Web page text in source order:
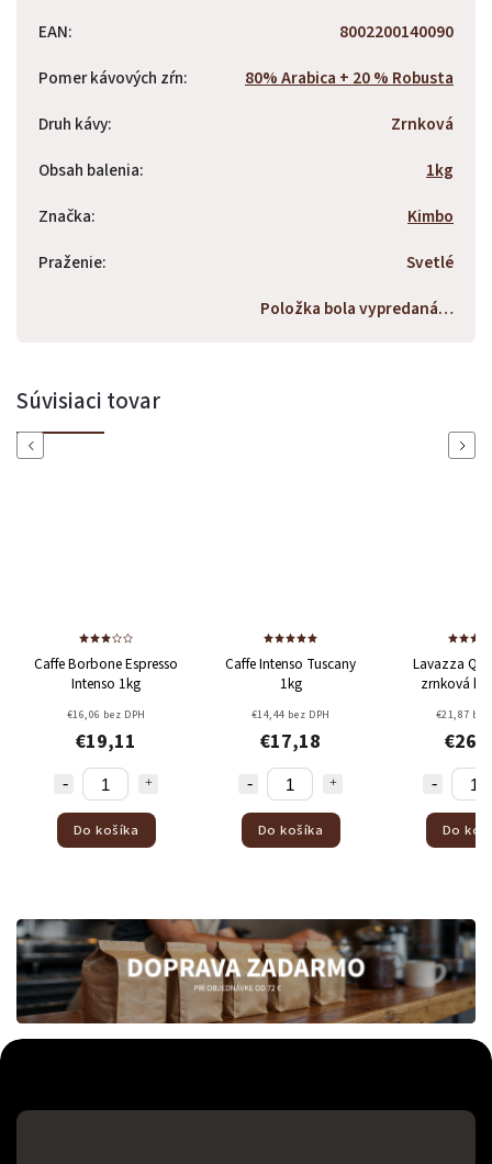
EAN:
8002200140090
Pomer kávových zŕn:
80% Arabica + 20 % Robusta
Druh kávy:
Zrnková
Obsah balenia:
1kg
Značka:
Kimbo
Praženie:
Svetlé
Položka bola vypredaná…
Súvisiaci tovar
Previous
Borbone Espresso
Intenso 1kg
€16,06 bez DPH
€19,11
Do košíka
Caffe Intenso Tuscany
€14,44 bez DPH
€17,18
Do košíka
Lavazza Qualita Oro
zrnková káva 1 kg
€21,87 bez DPH
€26,03
Do košíka
Next